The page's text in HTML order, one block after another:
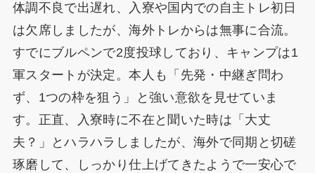
体調不良で出遅れ、入寮や国内での自主トレ初日
は欠席しましたが、海外トレからは無事に合流。
すでにブルペンで2度投球しており、キャンプは1
軍スタートが決定。本人も「先発・中継ぎ問わ
ず、1つの枠を狙う」と強い意欲を見せていま
す。正直、入寮時に不在と聞いた時は「大丈
夫？」とハラハラしましたが、海外で同期と切磋
琢磨して、しっかり仕上げてきたようで一安心で